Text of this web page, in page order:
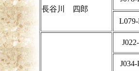
長谷川 四郎
L079-
J034-